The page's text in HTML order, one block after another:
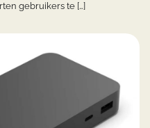
gebruikers te […]